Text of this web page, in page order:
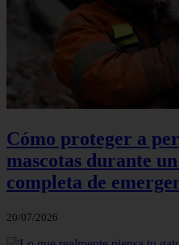
Cómo proteger a
mascotas durante
completa de
20/07/2026